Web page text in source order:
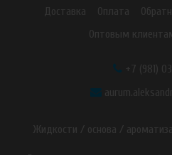
Доставка Оплата
Оптовым
+7 (981)
Жидкости / основа /